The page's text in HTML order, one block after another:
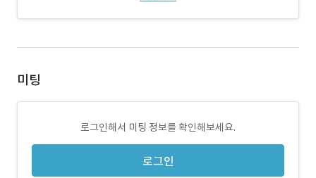
미팅
로그인해서 미팅 정보를 확인해보세요.
로그인